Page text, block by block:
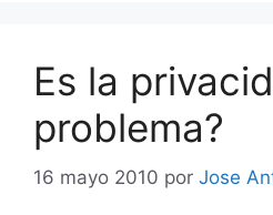
Es la
problema?
16 mayo 2010 por Jose